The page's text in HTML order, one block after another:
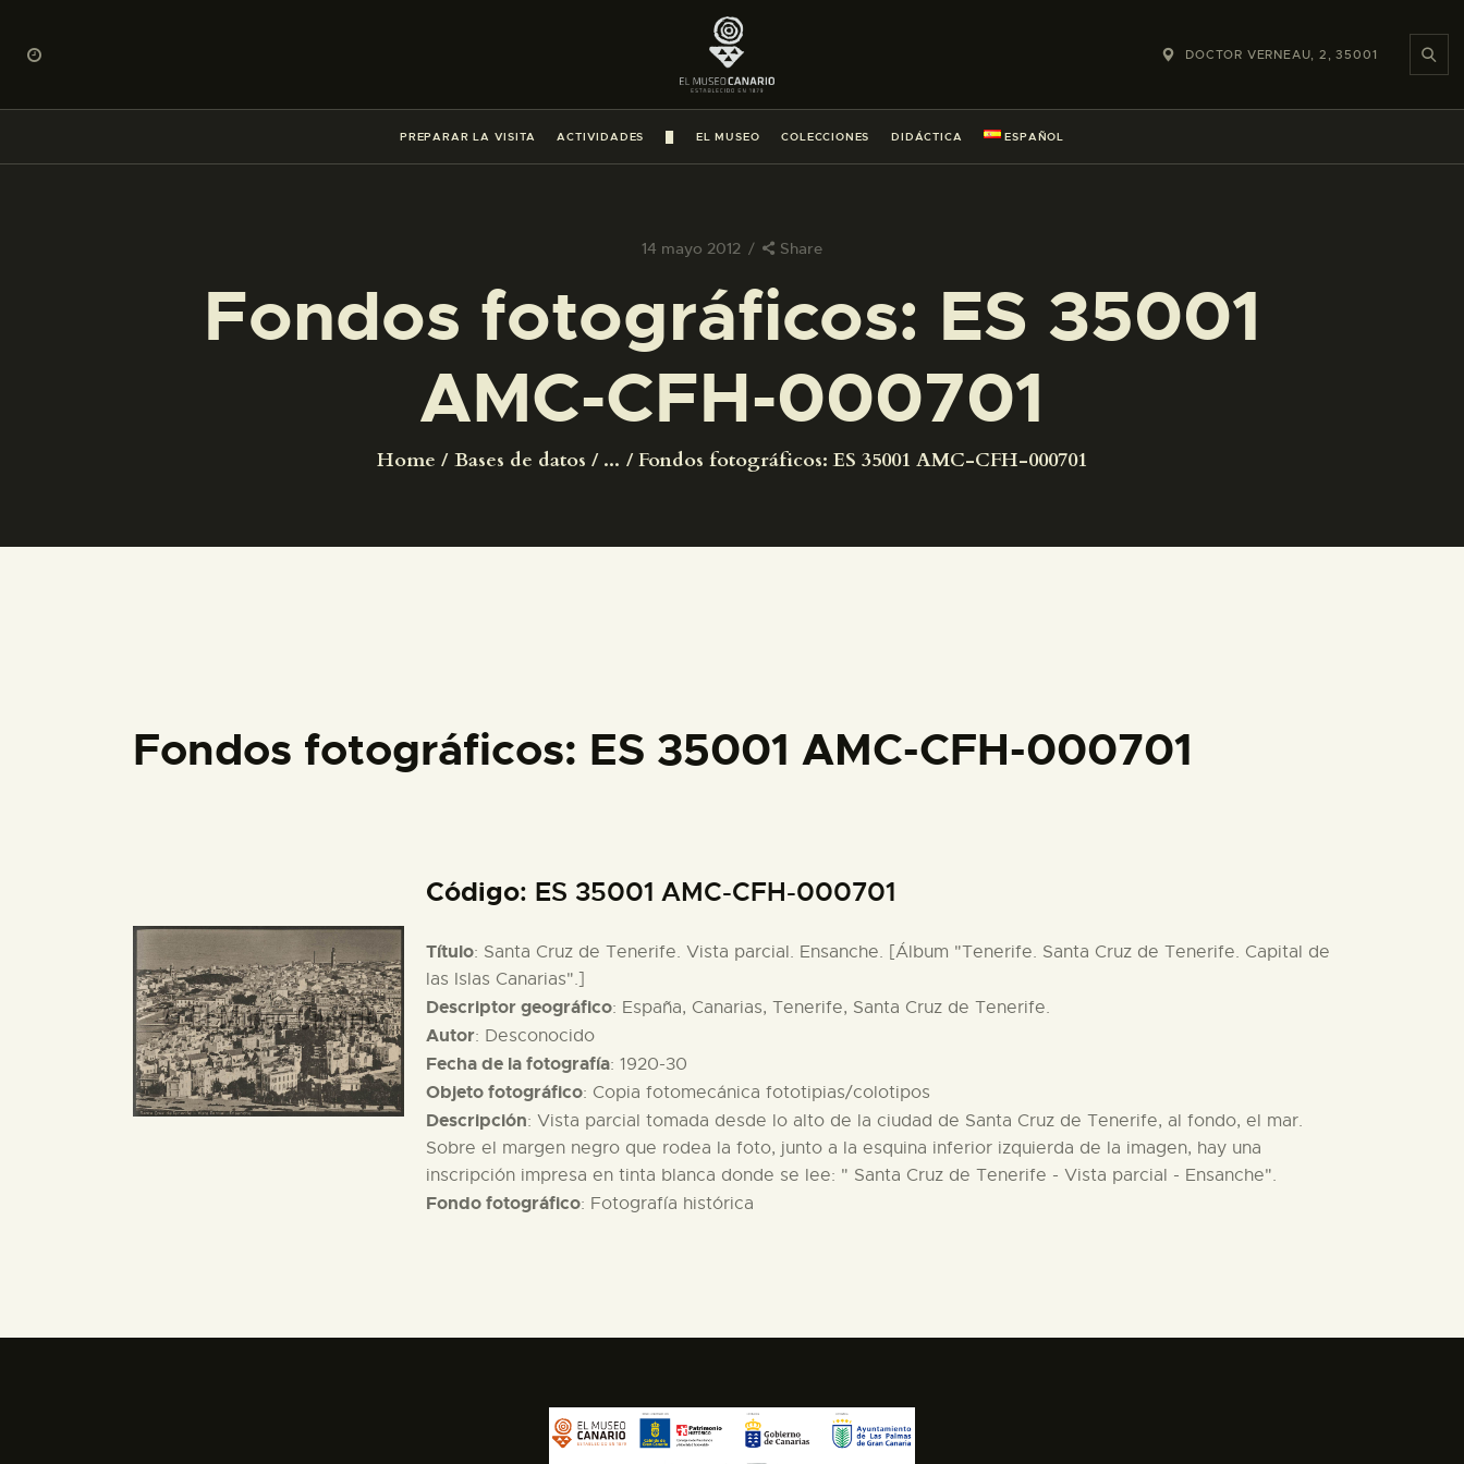
DOCTOR VERNEAU, 2, 35001
PREPARAR LA VISITA ACTIVIDADES EL MUSEO COLECCIONES DIDÁCTICA ESPAÑOL
14 mayo 2012 Share
Fondos fotográficos: ES 35001
AMC-CFH-000701
Home Bases de datos ... Fondos fotográficos: ES 35001 AMC-CFH-000701
PREPARAR LA VISITA
ACTIVIDADES
█
COLECCIONES
DIDÁCTICA
ESPAÑOL
Fondos fotográficos: ES 35001 AMC-CFH-000701
Código: ES 35001 AMC-CFH-000701
Título: Santa Cruz de Tenerife. Vista parcial. Ensanche. [Álbum "Tenerife. Santa Cruz de Tenerife. Capital de
las Islas Canarias".]
Descriptor geográfico: España, Canarias, Tenerife, Santa Cruz de Tenerife.
Autor: Desconocido
Fecha de la fotografía: 1920-30
Objeto fotográfico: Copia fotomecánica fototipias/colotipos
Descripción: Vista parcial tomada desde lo alto de la ciudad de Santa Cruz de Tenerife, al fondo, el mar.
Sobre el margen negro que rodea la foto, junto a la esquina inferior izquierda de la imagen, hay una
inscripción impresa en tinta blanca donde se lee: " Santa Cruz de Tenerife - Vista parcial - Ensanche".
Fondo fotográfico: Fotografía histórica